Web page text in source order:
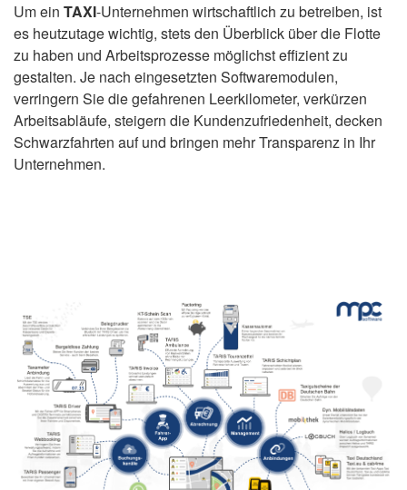
Um ein TAXI-Unternehmen wirtschaftlich zu betreiben, ist
es heutzutage wichtig, stets den Überblick über die Flotte
zu haben und Arbeitsprozesse möglichst effizient zu
gestalten. Je nach eingesetzten Softwaremodulen,
verringern Sie die gefahrenen Leerkilometer, verkürzen
Arbeitsabläufe, steigern die Kundenzufriedenheit, decken
Schwarzfahrten auf und bringen mehr Transparenz in Ihr
Unternehmen.